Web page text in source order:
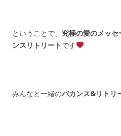
ということで、 究極の愛のメッ
ンスリトリート です
みんなと一緒のバカンス&リトリ